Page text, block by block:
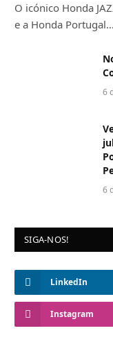
O icónico Honda
e a Honda Portugal…
6
6
SIGA-NOS!
LinkedIn
Instagram